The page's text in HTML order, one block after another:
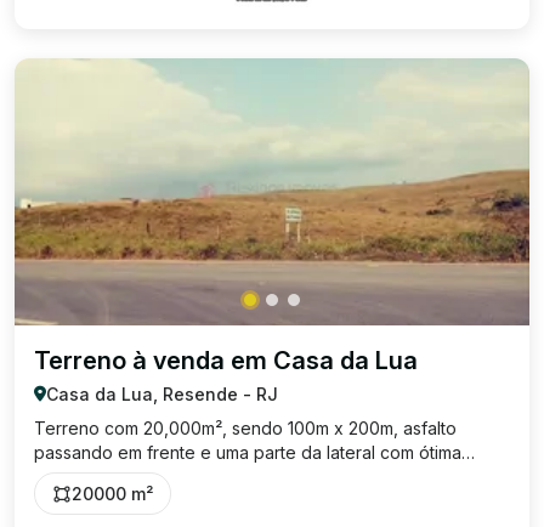
Terreno à venda em Casa da Lua
Casa da Lua, Resende - RJ
Terreno com 20,000m², sendo 100m x 200m, asfalto
passando em frente e uma parte da lateral com ótima
topografia e localização. Excelente para empreendimento,
condomínio, loteamento, galpão, etc. Analisa proposta
20000 m²